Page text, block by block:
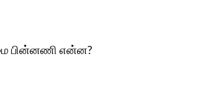
பின்னணி என்ன?